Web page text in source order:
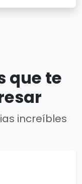
que te
increíbles